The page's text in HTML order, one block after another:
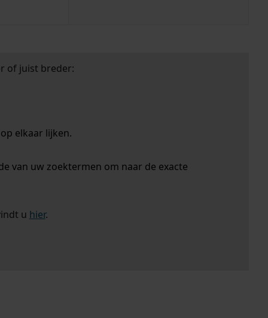
of juist breder:
elkaar lijken.
van uw zoektermen om naar de exacte
u hier.